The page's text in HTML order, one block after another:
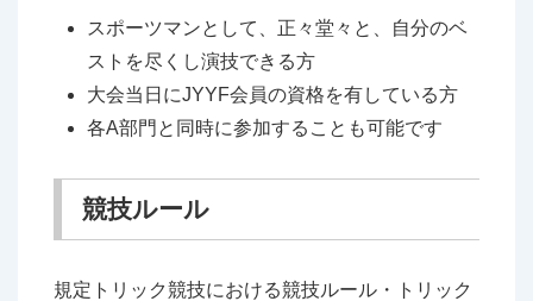
スポーツマンとして、正々堂々と、自分のベ
ストを尽くし演技できる方
大会当日にJYYF会員の資格を有している方
各A部門と同時に参加することも可能です
競技ルール
規定トリック競技における競技ルール・トリック